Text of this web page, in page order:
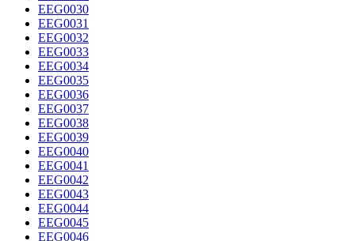
EEG0030
EEG0031
EEG0032
EEG0033
EEG0034
EEG0035
EEG0036
EEG0037
EEG0038
EEG0039
EEG0040
EEG0041
EEG0042
EEG0043
EEG0044
EEG0045
EEG0046